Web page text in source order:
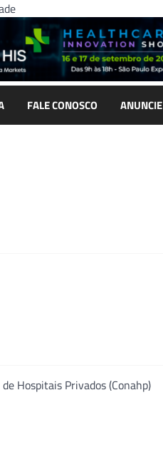
FALE CONOSCO ANUNCIE
Hospitais Privados (Conahp)